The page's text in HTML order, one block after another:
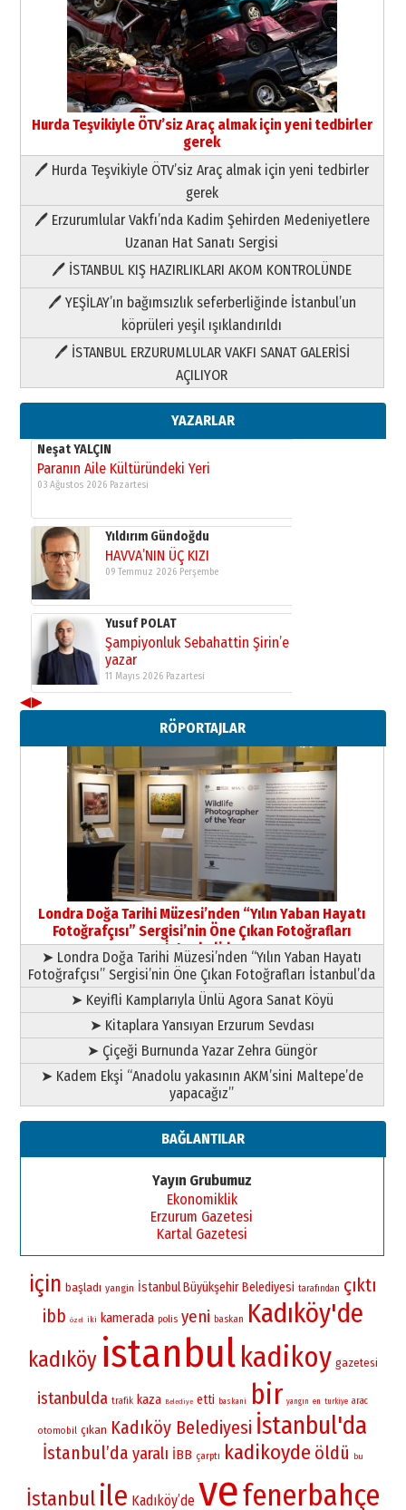
Hurda Teşvikiyle ÖTV’siz Araç almak için yeni tedbirler
gerek
🖊 Hurda Teşvikiyle ÖTV’siz Araç almak için yeni tedbirler
gerek
🖊 Erzurumlular Vakfı’nda Kadim Şehirden Medeniyetlere
Uzanan Hat Sanatı Sergisi
🖊 İSTANBUL KIŞ HAZIRLIKLARI AKOM KONTROLÜNDE
🖊 YEŞİLAY’ın bağımsızlık seferberliğinde İstanbul’un
köprüleri yeşil ışıklandırıldı
🖊 İSTANBUL ERZURUMLULAR VAKFI SANAT GALERİSİ
AÇILIYOR
YAZARLAR
Paranın Aile Kültüründeki Yeri
03 Ağustos 2026 Pazartesi
Yıldırım Gündoğdu
HAVVA’NIN ÜÇ KIZI
09 Temmuz 2026 Perşembe
Yusuf POLAT
Şampiyonluk Sebahattin Şirin’e
11 Mayıs 2026 Pazartesi
Neşat YALÇIN
Paranın Aile Kültüründeki Yeri
03 Ağustos 2026 Pazartesi
Yıldırım Gündoğdu
HAVVA’NIN ÜÇ KIZI
09 Temmuz 2026 Perşembe
Yusuf POLAT
Şampiyonluk Sebahattin Şirin’e
yazar
11 Mayıs 2026 Pazartesi
Neşat YALÇIN
Paranın Aile Kültüründeki Yeri
03 Ağustos 2026 Pazartesi
Yıldırım Gündoğdu
HAVVA’NIN ÜÇ KIZI
09 Temmuz 2026 Perşembe
Yusuf POLAT
Şampiyonluk Sebahattin Şirin’e
yazar
11 Mayıs 2026 Pazartesi
◀▶
RÖPORTAJLAR
Londra Doğa Tarihi Müzesi’nden “Yılın Yaban Hayatı
Fotoğrafçısı” Sergisi’nin Öne Çıkan Fotoğrafları
İstanbul’da
➤ Londra Doğa Tarihi Müzesi’nden “Yılın Yaban Hayatı
Fotoğrafçısı” Sergisi’nin Öne Çıkan Fotoğrafları İstanbul’da
➤ Keyifli Kamplarıyla Ünlü Agora Sanat Köyü
➤ Kitaplara Yansıyan Erzurum Sevdası
➤ Çiçeği Burnunda Yazar Zehra Güngör
➤ Kadem Ekşi “Anadolu yakasının AKM’sini Maltepe’de
yapacağız”
BAĞLANTILAR
Yayın Grubumuz
Ekonomiklik
Erzurum Gazetesi
Kartal Gazetesi
için başladı yangin İstanbul Büyükşehir Belediyesi tarafından çıktı
ibb özel iki kamerada polis yeni baskan Kadıköy'de
kadıköy istanbulkadikoy gazetesi
istanbulda trafik kaza Belediye etti baskani bir yangın en turkiye arac
otomobil çıkan Kadıköy Belediyesi İstanbul'da
İstanbul’da yaralı İBB çarptı kadikoyde öldü bu
İstanbul ile Kadıköy’de vefenerbahçe